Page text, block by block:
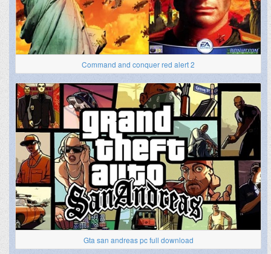
Command and conquer red alert 2
Gta san andreas pc full download